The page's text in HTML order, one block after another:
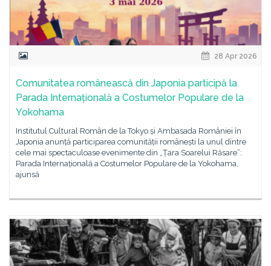
28 Apr 2026
Comunitatea românească din Japonia participă la
Parada Internațională a Costumelor Populare de la
Yokohama
Institutul Cultural Român de la Tokyo și Ambasada României în
Japonia anunță participarea comunității românești la unul dintre
cele mai spectaculoase evenimente din „Țara Soarelui Răsare”:
Parada Internațională a Costumelor Populare de la Yokohama,
ajunsă